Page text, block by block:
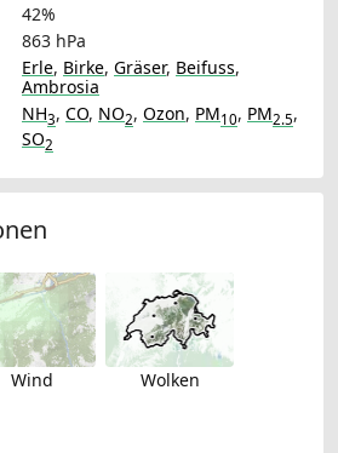
42%
863 hPa
Erle, Birke, Gräser, Beifuss,
Ambrosia
NH3, CO, NO2, Ozon, PM10, PM2.5,
SO2
Wind Wolken